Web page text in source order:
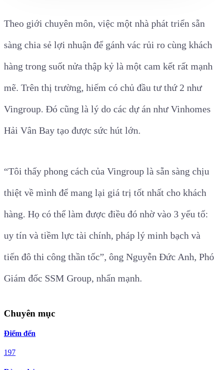
Theo giới chuyên môn, việc một nhà phát triển sẵn
sàng chia sẻ lợi nhuận để gánh vác rủi ro cùng khách
hàng trong suốt nửa thập kỷ là một cam kết rất mạnh
mẽ. Trên thị trường, hiếm có chủ đầu tư thứ 2 như
Vingroup. Đó cũng là lý do các dự án như Vinhomes
Hải Vân Bay tạo được sức hút lớn.
“Tôi thấy phong cách của Vingroup là sẵn sàng chịu
thiệt về mình để mang lại giá trị tốt nhất cho khách
hàng. Họ có thể làm được điều đó nhờ vào 3 yếu tố:
uy tín và tiềm lực tài chính, pháp lý minh bạch và
tiến đô thi công thần tốc”, ông Nguyễn Đức Anh, Phó
Giám đốc SSM Group, nhấn mạnh.
Chuyên mục
Điểm đến
197